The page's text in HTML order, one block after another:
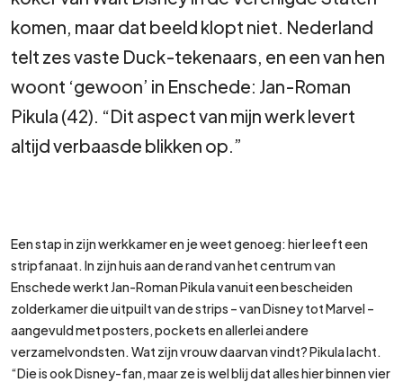
komen, maar dat beeld klopt niet. Nederland
telt zes vaste Duck-tekenaars, en een van hen
woont ‘gewoon’ in Enschede: Jan-Roman
Pikula (42). “Dit aspect van mijn werk levert
altijd verbaasde blikken op.”
Een stap in zijn werkkamer en je weet genoeg: hier leeft een
stripfanaat. In zijn huis aan de rand van het centrum van
Enschede werkt Jan-Roman Pikula vanuit een bescheiden
zolderkamer die uitpuilt van de strips – van Disney tot Marvel –
aangevuld met posters, pockets en allerlei andere
verzamelvondsten. Wat zijn vrouw daarvan vindt? Pikula lacht.
“Die is ook Disney-fan, maar ze is wel blij dat alles hier binnen vier